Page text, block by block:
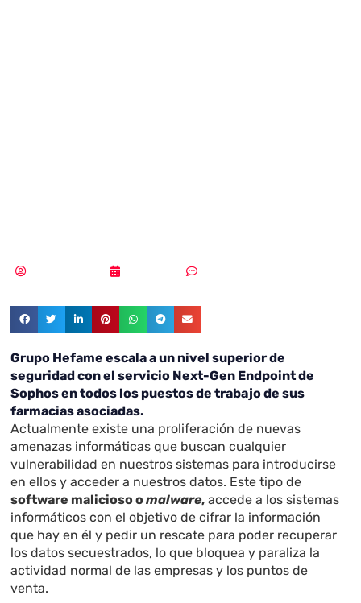
Grupo Hefame escala a un nivel superior de
seguridad con el servicio Next-Gen Endpoint de
Sophos en todos los puestos de trabajo de sus
farmacias asociadas.
Actualmente existe una proliferación de nuevas
amenazas informáticas que buscan cualquier
vulnerabilidad en nuestros sistemas para introducirse
en ellos y acceder a nuestros datos. Este tipo de
software malicioso omalware, accede a los sistemas
informáticos con el objetivo de cifrar la información
que hay en él y pedir un rescate para poder recuperar
los datos secuestrados, lo que bloquea y paraliza la
actividad normal de las empresas y los puntos de
venta.